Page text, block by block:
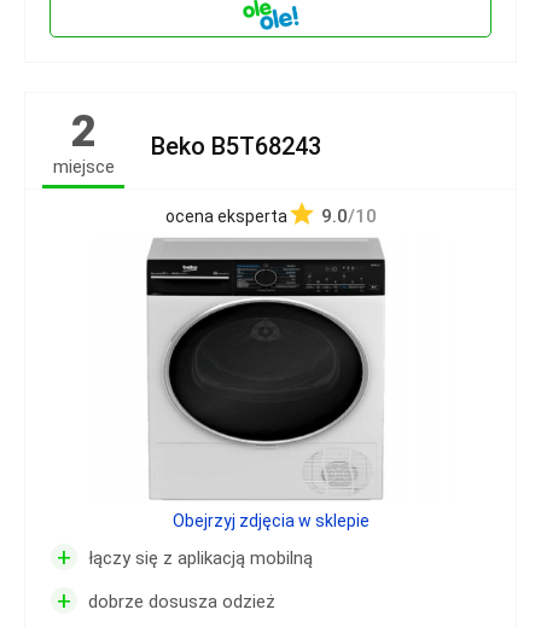
2
miejsce
Beko B5T68243
ocena eksperta 9.0/10
+ łączy się z aplikacją mobilną
+ dobrze dosusza odzież
Obejrzyj zdjęcia w sklepie